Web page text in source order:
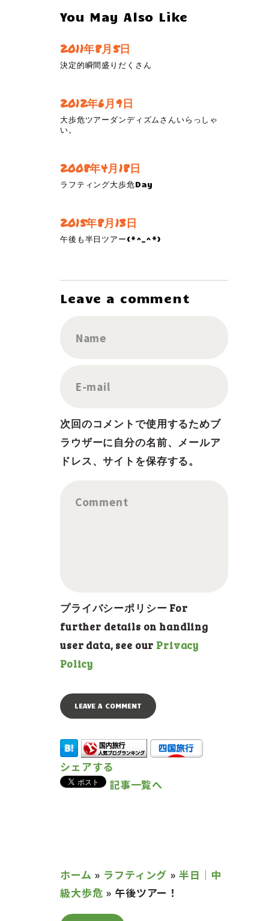
You May Also Like
2011年8月5日
決定的瞬間盛りだくさん
2012年6月9日
大歩危ツアーダンディズムさんいらっしゃ
い。
2008年4月18日
ラフティング大歩危Day
2015年8月13日
午後も半日ツアー(*^_^*)
Leave a comment
Name
E-mail
次回のコメントで使用するためブ
ラウザーに自分の名前、メールア
ドレス、サイトを保存する。
Comment
プライバシーポリシー For
further details on handling
user data, see our Privacy
Policy
シェアする
記事一覧へ
ホーム » ラフティング » 半日｜中
級大歩危 » 午後ツアー！